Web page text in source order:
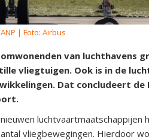
ANP | Foto: Airbus
van luchthavens
vliegtuigen. Ook is in de
Dat concludeert
vliegbewegingen. Hierdoor